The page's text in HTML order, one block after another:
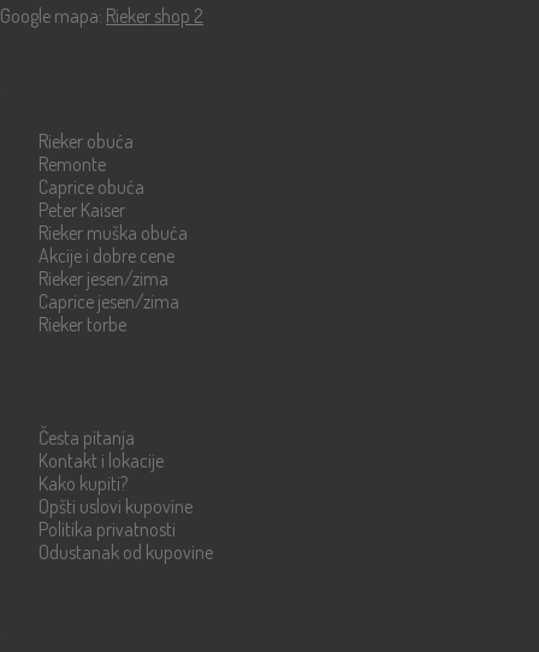
Google mapa: Rieker shop 2
Rieker obuća
Remonte
Caprice obuća
Peter Kaiser
Rieker muška obuća
Akcije i dobre cene
Rieker jesen/zima
Caprice jesen/zima
Rieker torbe
Česta pitanja
Kontakt i lokacije
Kako kupiti?
Opšti uslovi kupovine
Politika privatnosti
Odustanak od kupovine